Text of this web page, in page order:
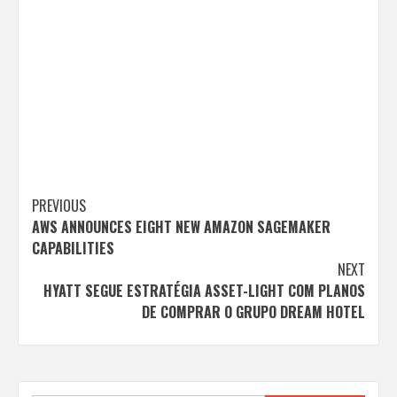
Post
navigation
PREVIOUS
AWS ANNOUNCES EIGHT NEW AMAZON SAGEMAKER
CAPABILITIES
NEXT
HYATT SEGUE ESTRATÉGIA ASSET-LIGHT COM PLANOS
DE COMPRAR O GRUPO DREAM HOTEL